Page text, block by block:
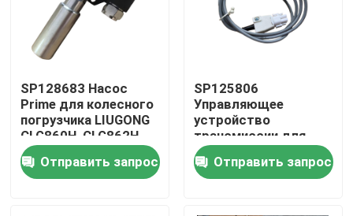
Дом
Продукты
SP128683 Насос
Prime для колесного
погрузчика LIUGONG
CLG860H, CLG862H,
CLG862N, CLG870H,
CLG888, CLG890H,
ZL50CN, ZL50CNX
Отправить запрос
SP125806
Управляющее
устройство
трансмиссии для
колесного
погрузчика LIUGONG
CLG855、CLG856、
Отправить запрос